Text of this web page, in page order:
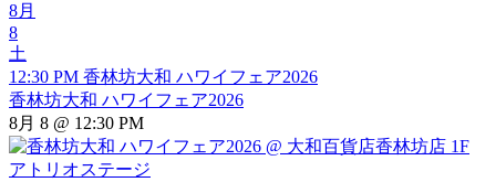
8月
8
土
12:30 PM 香林坊大和 ハワイフェア2026
香林坊大和 ハワイフェア2026
8月 8 @ 12:30 PM